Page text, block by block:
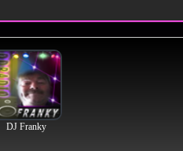
DJ Franky